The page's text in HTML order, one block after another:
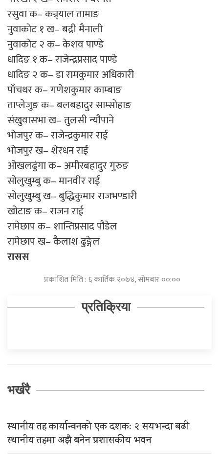
रसुवा क– कन्र्याल तामाङ
नुवाकोट १ ख– बद्री मैनाली
नुवाकोट २ क– केशव पाण्डे
धादिङ १ क– राजेन्द्रप्रसाद पाण्डे
धादिङ २ क– डा रामकुमार अधिकारी
पाँचथर क– गणेशकुमार काम्बाङ
ताप्लेजुङ क– बलबहादुर साम्सोहाङ
संखुवासभा ख– तुलसी न्यौपाने
भोजपुर क– राजेन्द्रकुमार राई
भोजपुर ख– शेरधन राई
ओखलढुंगा क– अमीरबहादुर गुरुङ
सोलुखुम्बु क– मानवीर राई
सोलुखुम्बु ख– बुद्धिकुमार राजभण्डारी
खोटाङ क– राजन राई
रामेछाप क– शान्तिप्रसाद पौडेल
रामेछाप ख– कैलाश ढुङ्गेल
रासस
प्रकाशित मिति : ६ कार्तिक २०७४, सोमबार ००:००
प्रतिक्रिया
भर्खरै
स्थानीय तह कार्यान्वनको एक दशकः २ सयभन्दा बढी
स्थानीय तहमा अझै बनेन प्रशासकीय भवन